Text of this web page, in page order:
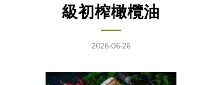
級初榨橄欖油
2026-06-26